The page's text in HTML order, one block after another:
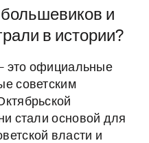
и
в истории?
это официальные
советским
стали основой для
власти и